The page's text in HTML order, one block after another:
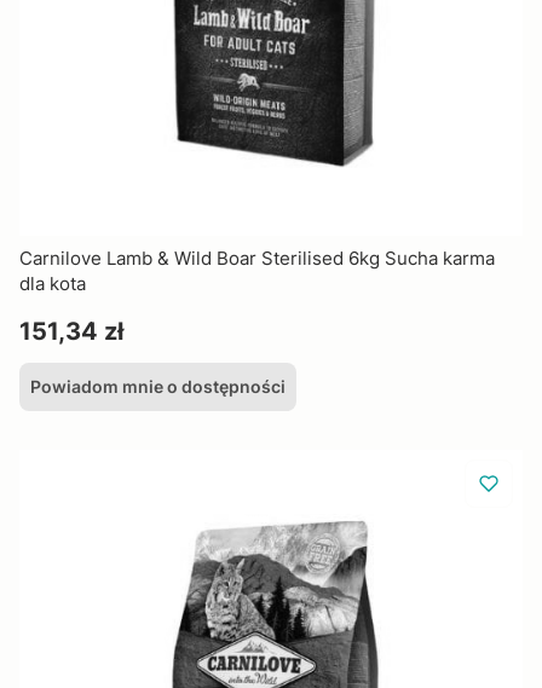
Carnilove Lamb & Wild Boar Sterilised 6kg Sucha karma
dla kota
Cena
151,34 zł
Powiadom mnie o dostępności